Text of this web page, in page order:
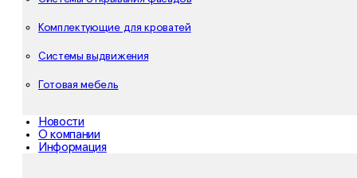
Комплектующие для кроватей
Системы выдвижения
Готовая мебель
Новости
О компании
Информация